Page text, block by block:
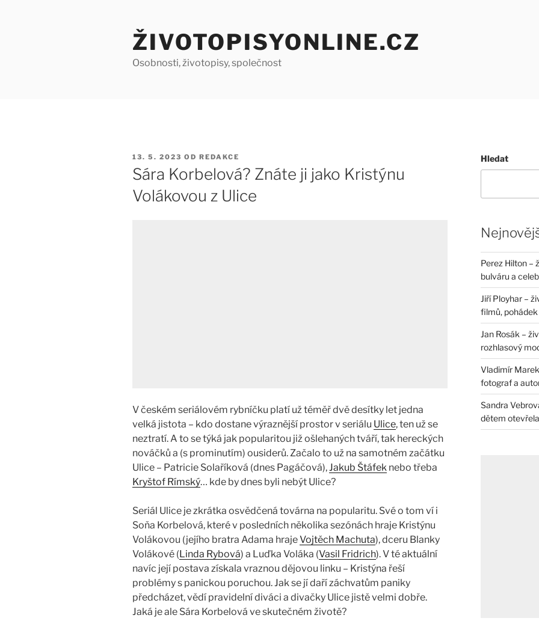
ŽIVOTOPISYONLINE.CZ
Osobnosti, životopisy, společnost
PUBLIKOVÁNO
13. 5. 2023 OD REDAKCE
Sára Korbelová? Znáte ji jako Kristýnu
Volákovou z Ulice
V českém seriálovém rybníčku platí už téměř dvě desítky let jedna
velká jistota – kdo dostane výraznější prostor v seriálu Ulice, ten už se
neztratí. A to se týká jak popularitou již ošlehaných tváří, tak hereckých
nováčků a (s prominutím) ousiderů. Začalo to už na samotném začátku
Ulice – Patricie Solaříková (dnes Pagáčová),Jakub Štáfek nebo třeba
Kryštof Rímský… kde by dnes byli nebýt Ulice?
Seriál Ulice je zkrátka osvědčená továrna na popularitu. Své o tom ví i
Soňa Korbelová, které v posledních několika sezónách hraje Kristýnu
Volákovou (jejího bratra Adama hrajeVojtěch Machuta), dceru Blanky
Volákové (Linda Rybová) a Luďka Voláka (Vasil Fridrich). V té aktuální
navíc její postava získala vraznou dějovou linku – Kristýna řeší
problémy s panickou poruchou. Jak se jí daří záchvatům paniky
předcházet, vědí pravidelní diváci a divačky Ulice jistě velmi dobře.
Jaká je ale Sára Korbelová ve skutečném životě?
Hledat
Perez Hilton –
bulváru a
Jiří Ployhar –
filmů, pohádek
Jan Rosák –
rozhlasový
Vladimír
fotograf a
Sandra
dětem